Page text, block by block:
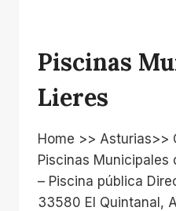
Piscinas
Lieres
Home >> Asturias>>
Piscinas Municipales
– Piscina pública
33580 El Quintanal,